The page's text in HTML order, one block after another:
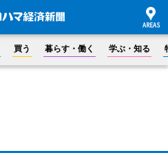
買う 暮らす・働く 学ぶ・知る